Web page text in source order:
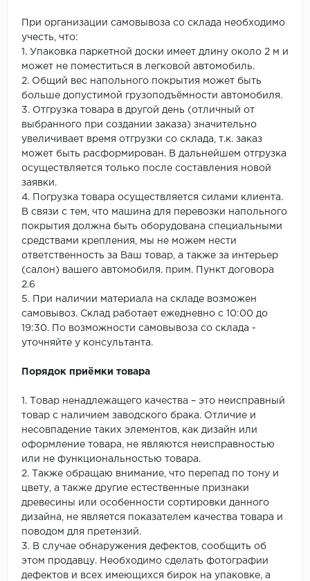
При организации самовывоза со склада необходимо
учесть, что:
1. Упаковка паркетной доски имеет длину около 2 м и
может не поместиться в легковой автомобиль.
2. Общий вес напольного покрытия может быть
больше допустимой грузоподъёмности автомобиля.
3. Отгрузка товара в другой день (отличный от
выбранного при создании заказа) значительно
увеличивает время отгрузки со склада, т.к. заказ
может быть расформирован. В дальнейшем отгрузка
осуществляется только после составления новой
заявки.
4. Погрузка товара осуществляется силами клиента.
В связи с тем, что машина для перевозки напольного
покрытия должна быть оборудована специальными
средствами крепления, мы не можем нести
ответственность за Ваш товар, а также за интерьер
(салон) вашего автомобиля. прим. Пункт договора
2.6
5. При наличии материала на складе возможен
самовывоз. Склад работает ежедневно с 10:00 до
19:30. По возможности самовывоза со склада -
уточняйте у консультанта.
Порядок приёмки товара
1. Товар ненадлежащего качества – это неисправный
товар с наличием заводского брака. Отличие и
несовпадение таких элементов, как дизайн или
оформление товара, не являются неисправностью
или не функциональностью товара.
2. Также обращаю внимание, что перепад по тону и
цвету, а также другие естественные признаки
древесины или особенности сортировки данного
дизайна, не является показателем качества товара и
поводом для претензий.
3. В случае обнаружения дефектов, сообщить об
этом продавцу. Необходимо сделать фотографии
дефектов и всех имеющихся бирок на упаковке, а